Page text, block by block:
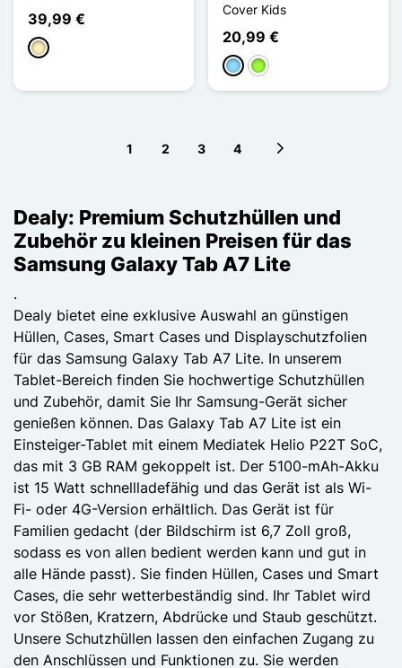
39,99 €
Holz - Hellbraun
Cover Kids
20,99 €
HellblauApfelgrün
1 2 3 4
Dealy: Premium Schutzhüllen und
Zubehör zu kleinen Preisen für das
Samsung Galaxy Tab A7 Lite
.
Dealy bietet eine exklusive Auswahl an günstigen
Hüllen, Cases, Smart Cases und Displayschutzfolien
für das Samsung Galaxy Tab A7 Lite. In unserem
Tablet-Bereich finden Sie hochwertige Schutzhüllen
und Zubehör, damit Sie Ihr Samsung-Gerät sicher
genießen können. Das Galaxy Tab A7 Lite ist ein
Einsteiger-Tablet mit einem Mediatek Helio P22T SoC,
das mit 3 GB RAM gekoppelt ist. Der 5100-mAh-Akku
ist 15 Watt schnellladefähig und das Gerät ist als Wi-
Fi- oder 4G-Version erhältlich. Das Gerät ist für
Familien gedacht (der Bildschirm ist 6,7 Zoll groß,
sodass es von allen bedient werden kann und gut in
alle Hände passt). Sie finden Hüllen, Cases und Smart
Cases, die sehr wetterbeständig sind. Ihr Tablet wird
vor Stößen, Kratzern, Abdrücke und Staub geschützt.
Unsere Schutzhüllen lassen den einfachen Zugang zu
den Anschlüssen und Funktionen zu. Sie werden